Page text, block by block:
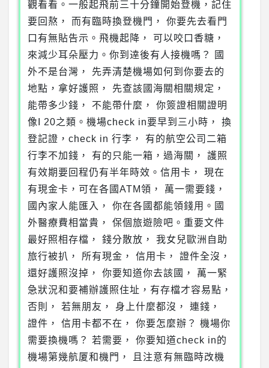
觀看看。一般起飛前三十分鐘開始登機，記住
要回熬， 而有臨時換登機門， 你要先去看門
口有無貼告示。飛機起降， 可以咬口香糖，
來減少耳朵壓力。你到逹後有人接機嗎？ 國
外不是台灣， 先弄清楚機場如何到你要去的
地點，拿好護照， 先查該國海關相關規定，
能帶多少錢， 不能帶什麼， 你簽證相關證明
像I 20之類。機場check in要早到三小時， 換
登記證，check in 行李， 有的航空公司二箱
行李不加錢， 有的只能一箱，過海關， 護照
有效期要回程仍有半年時效。信用卡， 現在
有現金卡，可在各國ATM領， 萬一需要錢，
國內家人能匯入， 你在各國都能領錢用。國
外醫療費相當貴， 保個旅遊險吧。重要文件
最好照相存檔， 錢分散放， 我女兒歐洲自助
旅行被扒， 所有現金， 信用卡， 證件全沒，
還好護照沒掉， 你要知道你去該國， 萬一緊
急狀況和要補辦護照住址，有存檔才容易點，
否則， 若無朋友， 身上什麼都沒， 連錢，
證件， 信用卡都不在， 你要怎麼辦？ 機場你
需要換機嗎？ 若需要， 你要知道check in的
機場第幾航厦和機門， 且注意有無臨時改機